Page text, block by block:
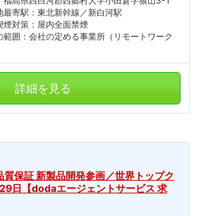
企業もフォローしませんか？
最寄駅：東北新幹線／新白河駅
煙対策：屋内全面禁煙
範囲：会社の定める事業所（リモートワーク
詳細を見る
質保証 新製品開発参画／世界トップク
日【dodaエージェントサービス 求